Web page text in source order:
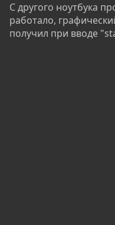
С другого ноутбука
работало,
получил при вводе